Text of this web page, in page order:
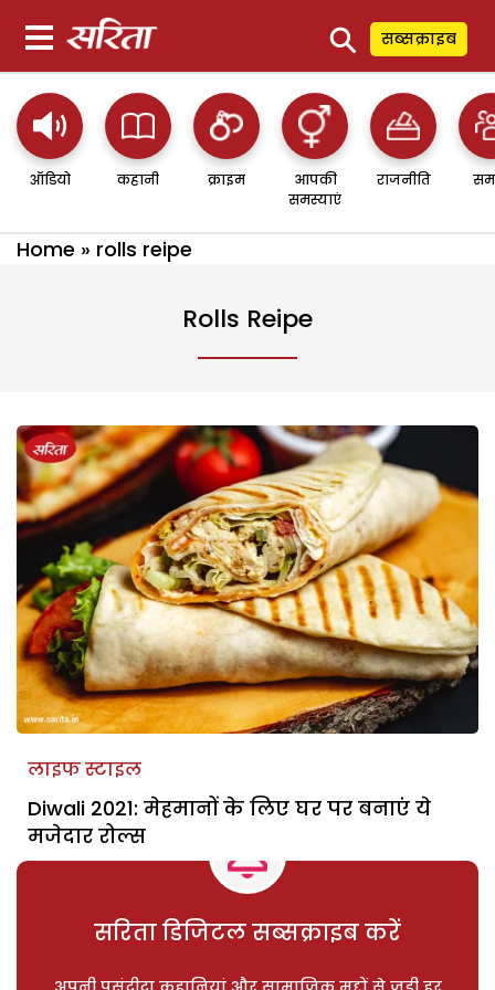
⚲ सब्सक्राइब
ऑडियो कहानी क्राइम
आपकी
समस्याएं
राजनीति
Home » rolls reipe
Rolls Reipe
लाइफ स्टाइल
Diwali 2021: मेहमानों के लिए घर पर बनाएंं ये
मजेदार रोल्स
सरिता डिजिटल सब्सक्राइब करें